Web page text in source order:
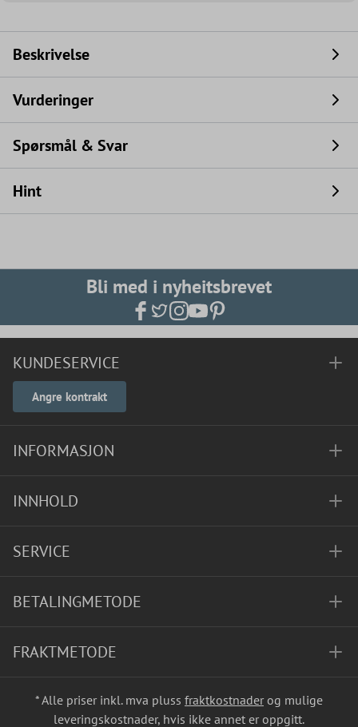
Beskrivelse
Vurderinger
Spørsmål & Svar
Hint
Bli med i nyheitsbrevet
KUNDESERVICE
Angre kontrakt
INFORMASJON
INNHOLD
SERVICE
BETALINGMETODE
FRAKTMETODE
* Alle priser inkl. mva pluss fraktkostnader og mulige
leveringskostnader, hvis ikke annet er oppgitt.